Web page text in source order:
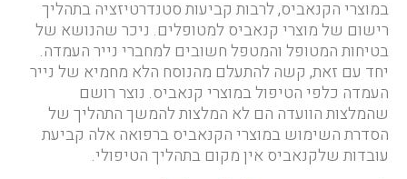
במוצרי הקנאביס, לרבות קביעות סטנדרטיזציה בתהליך
רישום של מוצרי קנאביס למטופלים. ניכר שהנושא של
בטיחות המטופל והמטפל חשובים למחברי נייר העמדה.
יחד עם זאת, קשה להתעלם מהנוסח הלא מחמיא של נייר
העמדה כלפי הטיפול במוצרי קנאביס. נוצר רושם
שהמלצות הוועדה הם לא המלצות להמשך התהליך של
הסדרת השימוש במוצרי הקנאביס ברפואה אלה קביעת
עובדות שלקנאביס אין מקום בתהליך הטיפולי.